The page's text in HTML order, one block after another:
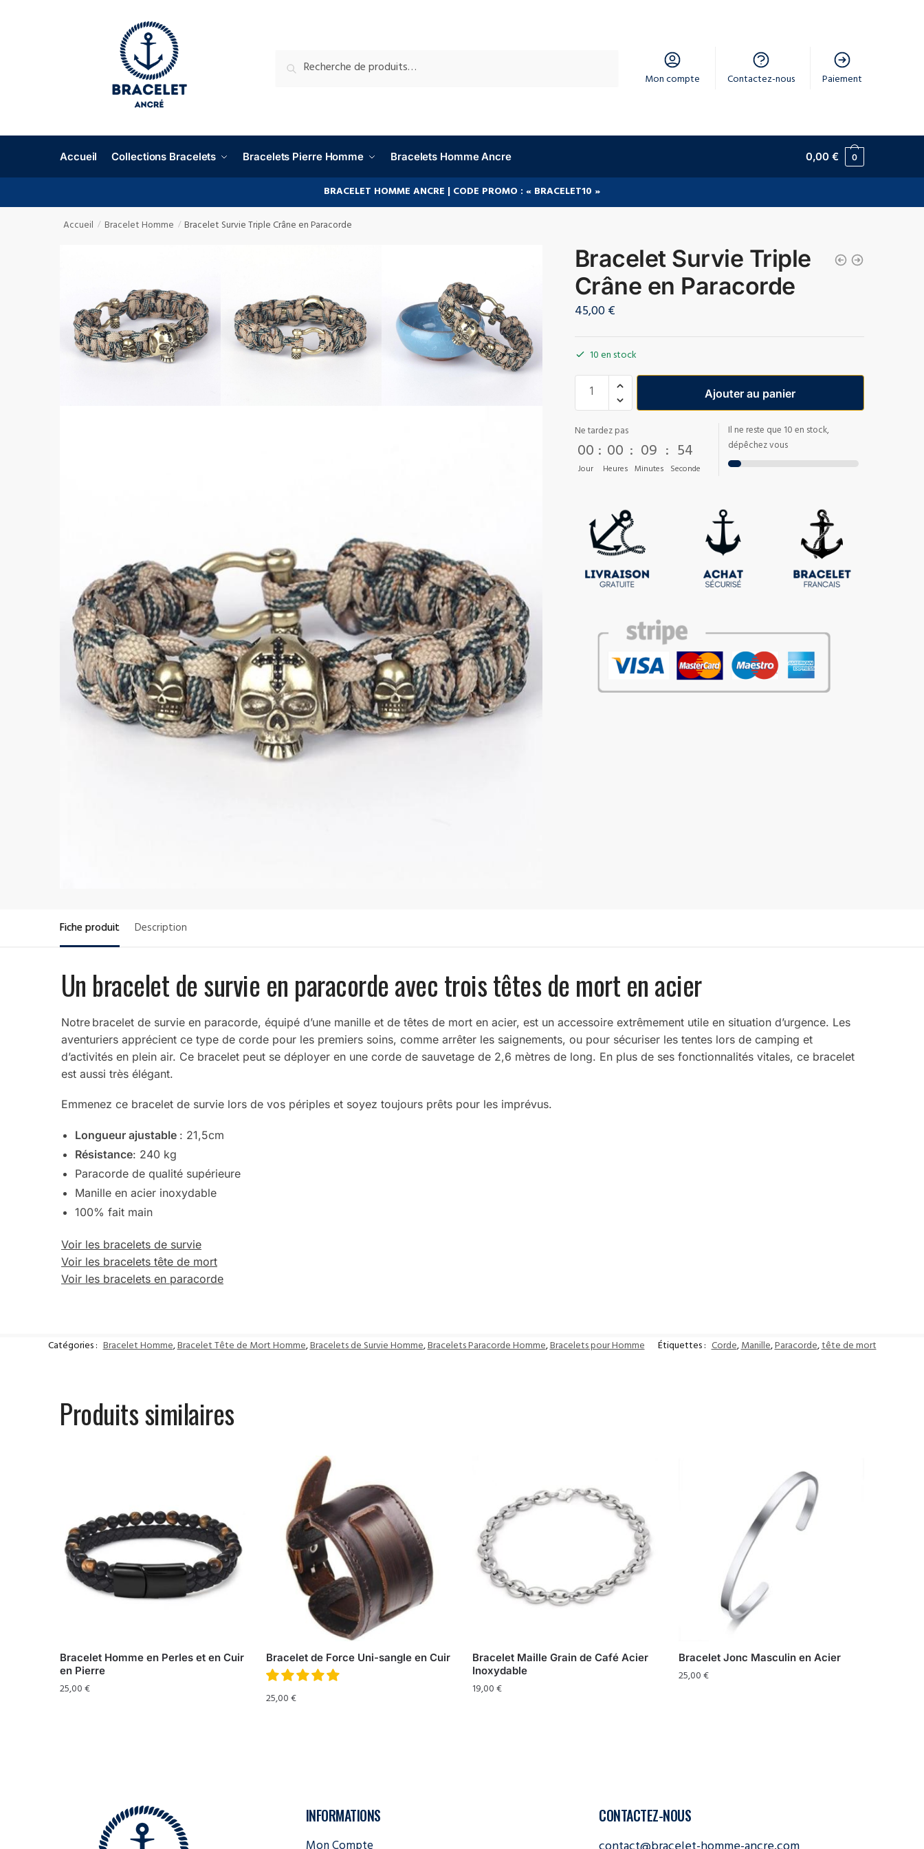
Mon compte Contactez-nous Paiement
Accueil Collections Bracelets Bracelets Pierre Homme Bracelets Homme Ancre 0,00€ 0
BRACELET HOMME ANCRE | CODE PROMO : « BRACELET10 »
Accueil / Bracelet Homme / Bracelet Survie Triple Crâne en Paracorde
Bracelet Survie Triple
Crâne en Paracorde
45,00€
10 en stock
Ajouter au panier
Ne tardez pas
00
Jour
: 00
Heures
: 09
Minutes
: 53
Seconde
Il ne reste que 10 en stock,
dépêchez vous
Fiche produit Description
Un bracelet de survie en paracorde avec trois têtes de mort en acier
Notre bracelet de survie en paracorde, équipé d’une manille et de têtes de mort en acier, est un accessoire extrêmement utile en situation d’urgence. Les
aventuriers apprécient ce type de corde pour les premiers soins, comme arrêter les saignements, ou pour sécuriser les tentes lors de camping et
d’activités en plein air. Ce bracelet peut se déployer en une corde de sauvetage de 2,6 mètres de long. En plus de ses fonctionnalités vitales, ce bracelet
est aussi très élégant.
Emmenez ce bracelet de survie lors de vos périples et soyez toujours prêts pour les imprévus.
Longueur ajustable : 21,5cm
Résistance: 240 kg
Paracorde de qualité supérieure
Manille en acier inoxydable
100% fait main
Voir les bracelets de survie
Voir les bracelets tête de mort
Voir les bracelets en paracorde
Catégories : Bracelet Homme,Bracelet Tête de Mort Homme,Bracelets de Survie Homme,Bracelets Paracorde Homme,Bracelets pour Homme Étiquettes : Corde,Manille,Paracorde,tête de mort
Produits similaires
Bracelet Homme en Perles et en Cuir
en Pierre
25,00€
Bracelet de Force Uni-sangle en Cuir
25,00€
Bracelet Maille Grain de Café Acier
Inoxydable
19,00€
Bracelet Jonc Masculin en Acier
25,00€
INFORMATIONS CONTACTEZ-NOUS